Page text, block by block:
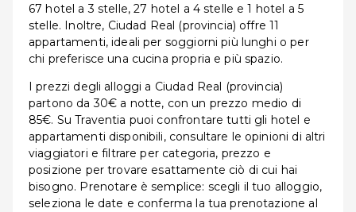
67 hotel a 3 stelle, 27 hotel a 4 stelle e 1 hotel a 5
stelle. Inoltre, Ciudad Real (provincia) offre 11
appartamenti, ideali per soggiorni più lunghi o per
chi preferisce una cucina propria e più spazio.
I prezzi degli alloggi a Ciudad Real (provincia)
partono da 30€ a notte, con un prezzo medio di
85€. Su Traventia puoi confrontare tutti gli hotel e
appartamenti disponibili, consultare le opinioni di altri
viaggiatori e filtrare per categoria, prezzo e
posizione per trovare esattamente ciò di cui hai
bisogno. Prenotare è semplice: scegli il tuo alloggio,
seleziona le date e conferma la tua prenotazione al